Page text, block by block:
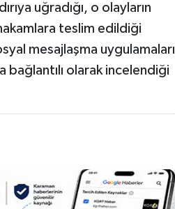
uğradığı, o olayların
teslim edildiği
mesajlaşma uygulamaları
olarak incelendiği